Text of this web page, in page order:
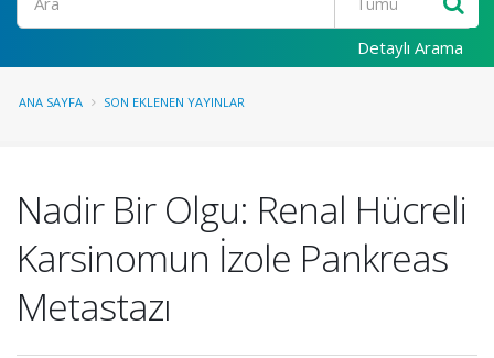
Detaylı Arama
ANA SAYFA SON EKLENEN YAYINLAR
Nadir Bir Olgu: Renal Hücreli
Karsinomun İzole Pankreas
Metastazı